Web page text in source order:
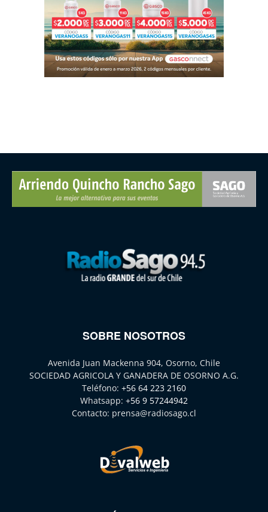
SOBRE NOSOTROS
Avenida Juan Mackenna 904, Osorno, Chile
SOCIEDAD AGRICOLA Y GANADERA DE OSORNO A.G.
Teléfono: +56 64 223 2160
Whatsapp: +56 9 57244942
Contacto: prensa@radiosago.cl